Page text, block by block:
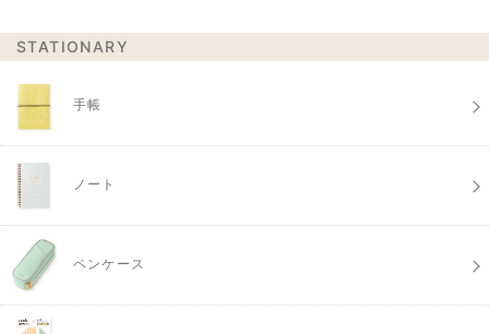
STATIONARY
手帳
ノート
ペンケース